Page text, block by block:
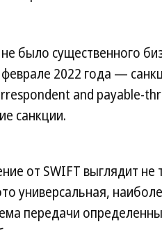
было существенного
2022 года —
and payable-
санкции.
от SWIFT выглядит не
универсальная,
передачи